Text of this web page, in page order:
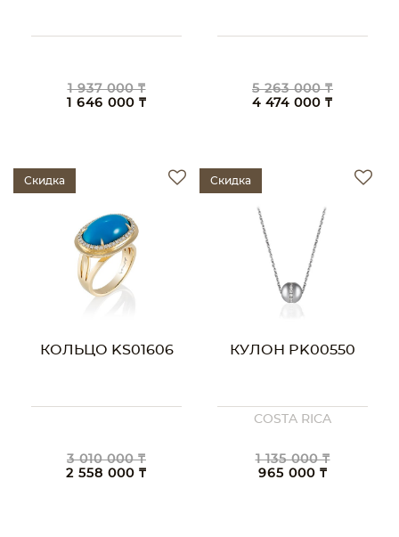
1 937 000 ₸
1 646 000 ₸
5 263 000 ₸
4 474 000 ₸
Скидка
КОЛЬЦО KS01606
3 010 000 ₸
2 558 000 ₸
Скидка
КУЛОН PK00550
COSTA RICA
1 135 000 ₸
965 000 ₸